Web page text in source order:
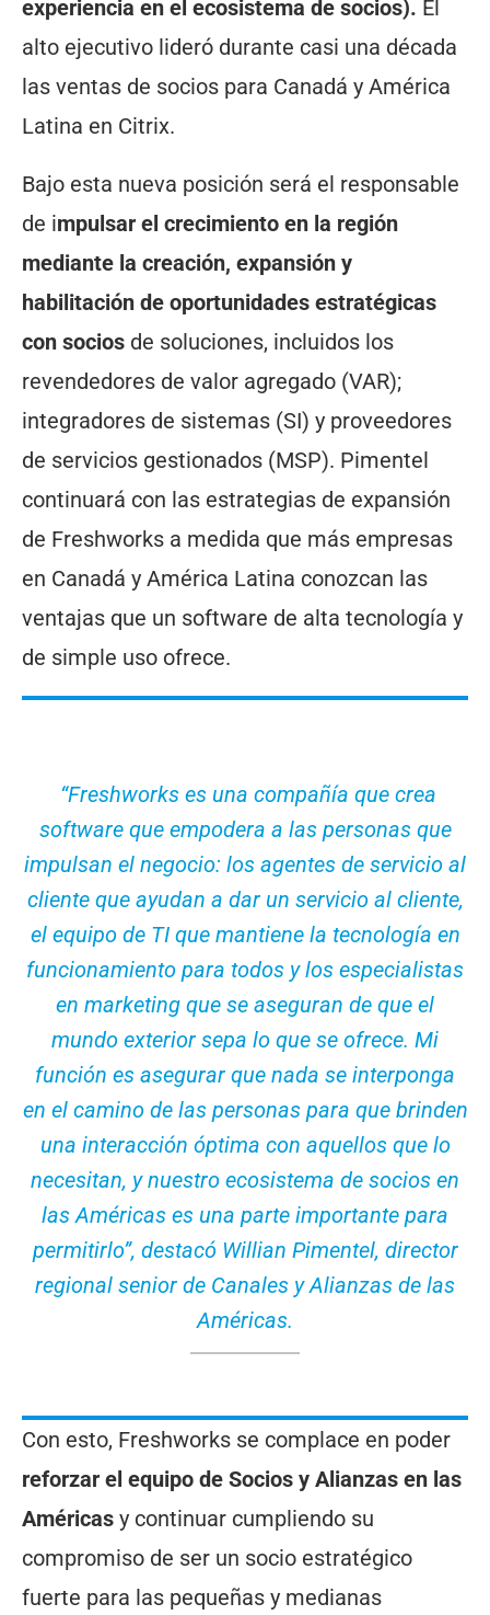
experiencia en el ecosistema de socios). El
alto ejecutivo lideró durante casi una década
las ventas de socios para Canadá y América
Latina en Citrix.
Bajo esta nueva posición será el responsable
de impulsar el crecimiento en la región
mediante la creación, expansión y
habilitación de oportunidades estratégicas
con socios de soluciones, incluidos los
revendedores de valor agregado (VAR);
integradores de sistemas (SI) y proveedores
de servicios gestionados (MSP). Pimentel
continuará con las estrategias de expansión
de Freshworks a medida que más empresas
en Canadá y América Latina conozcan las
ventajas que un software de alta tecnología y
de simple uso ofrece.
“Freshworks es una compañía que crea
software que empodera a las personas que
impulsan el negocio: los agentes de servicio al
cliente que ayudan a dar un servicio al cliente,
el equipo de TI que mantiene la tecnología en
funcionamiento para todos y los especialistas
en marketing que se aseguran de que el
mundo exterior sepa lo que se ofrece. Mi
función es asegurar que nada se interponga
en el camino de las personas para que brinden
una interacción óptima con aquellos que lo
necesitan, y nuestro ecosistema de socios en
las Américas es una parte importante para
permitirlo”, destacó Willian Pimentel, director
regional senior de Canales y Alianzas de las
Américas.
Con esto, Freshworks se complace en poder
reforzar el equipo de Socios y Alianzas en las
Américas y continuar cumpliendo su
compromiso de ser un socio estratégico
fuerte para las pequeñas y medianas